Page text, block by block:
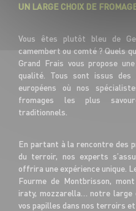
UN LARGE CHOIX DE
Vous êtes plutôt bleu de
camembert ou comté ? Quels
Grand Frais vous propose
qualité. Tous sont issus des
européens où nos
fromages les plus
traditionnels.
En partant à la rencontre des
du terroir, nos experts
offrira une expérience unique.
Fourme de Montbrisson,
iraty, mozzarella… notre large
vos papilles dans nos terroirs et